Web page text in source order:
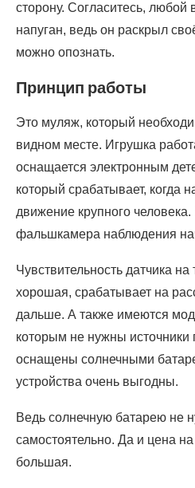
сторону. Согласитесь, любой
напуган, ведь он раскрыл
можно опознать.
Принцип работы
Это муляж, который
видном месте. Игрушка
оснащается электронным
который срабатывает, когда
движение крупного
фальшкамера наблюдения
Чувствительность датчика на
хорошая, срабатывает на
дальше. А также имеются
которым не нужны источники
оснащены солнечными
устройства очень выгодны.
Ведь солнечную батарею не
самостоятельно. Да и цена
большая.